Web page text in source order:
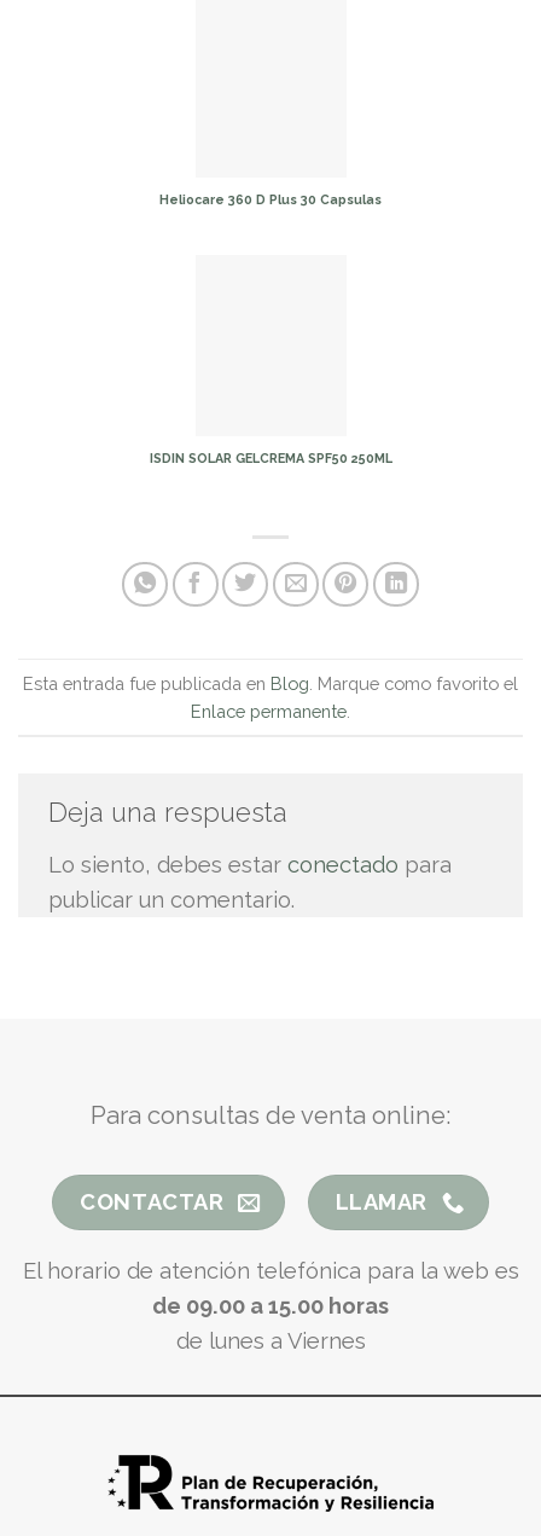
Heliocare 360 D Plus 30 Capsulas
ISDIN SOLAR GELCREMA SPF50 250ML
Esta entrada fue publicada en Blog . Marque como favorito el
Enlace permanente
Deja una respuesta
Lo siento, debes estar conectado para
publicar un comentario.
Para consultas de venta online:
CONTACTAR LLAMAR
El horario de atención telefónica para la web es
de 09.00 a 15.00 horas
de lunes a Viernes